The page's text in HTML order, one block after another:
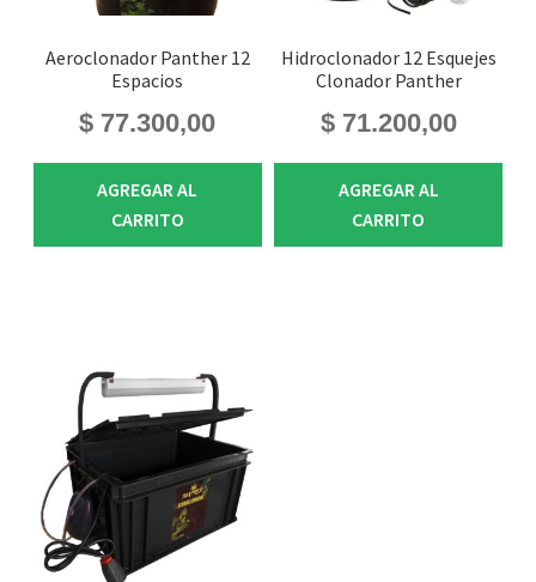
Aeroclonador Panther 12
Espacios
$ 77.300,00
AGREGAR AL
CARRITO
Hidroclonador 12 Esquejes
Clonador Panther
$71.200,00
AGREGAR AL
CARRITO